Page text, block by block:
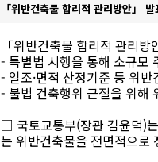
「위반건축물 합리적 관리방안」 발
「위반건축물 합리적 관리방
- 특별법 시행을 통해 소규모
- 일조·면적 산정기준 등 위
- 불법 건축행위 근절을 위해
□ 국토교통부(장관 김윤덕)
는 위반건축물을 전면적으로